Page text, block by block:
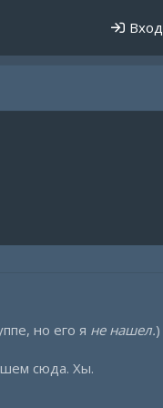
Вход
но его я не нашел.)
сюда. Хы.